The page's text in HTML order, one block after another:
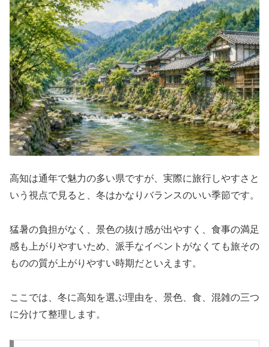
高知は通年で魅力の多い県ですが、実際に旅行しやすさと
いう視点で見ると、冬はかなりバランスのいい季節です。
猛暑の負担がなく、景色の抜け感が出やすく、食事の満足
感も上がりやすいため、派手なイベントがなくても旅その
ものの質が上がりやすい時期だといえます。
ここでは、冬に高知を選ぶ理由を、景色、食、混雑の三つ
に分けて整理します。